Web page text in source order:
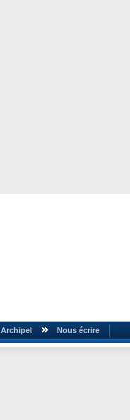
Archipel Nous écrire